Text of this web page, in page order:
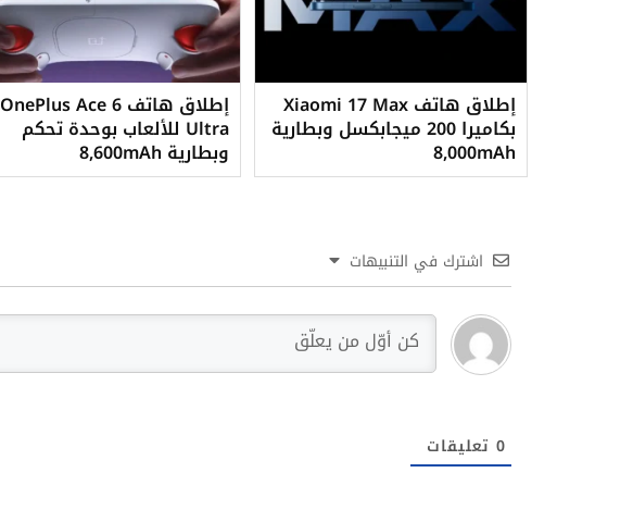
إطلاق هاتف Xiaomi 17 Max
بكاميرا 200 ميجابكسل وبطارية
8,000mAh
إطلاق هاتف OnePlus Ace 6
Ultra للألعاب بوحدة تحكم
وبطارية 8,600mAh
اشترك في التنبيهات
0 تعليقات